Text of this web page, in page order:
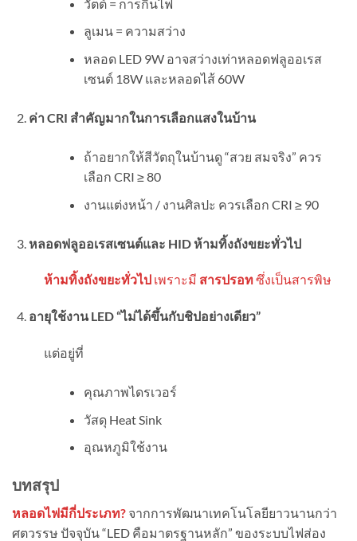
วัตต์ = การกินไฟ
ลูเมน = ความสว่าง
หลอด LED 9W อาจสว่างเท่าหลอดฟลูออเรส
เซนต์ 18W และหลอดไส้ 60W
ค่า CRI สำคัญมากในการเลือกแสงในบ้าน
ถ้าอยากให้สีวัตถุในบ้านดู “สวย สมจริง” ควร
เลือก CRI ≥ 80
งานแต่งหน้า / งานศิลปะ ควรเลือก CRI ≥ 90
หลอดฟลูออเรสเซนต์และ HID ห้ามทิ้งถังขยะทั่วไป
ห้ามทิ้งถังขยะทั่วไป เพราะมี สารปรอทซึ่งเป็นสารพิษ
อายุใช้งานLED “ไม่ได้ขึ้นกับชิปอย่างเดียว”
แต่อยู่ที่
คุณภาพไดรเวอร์
วัสดุ Heat Sink
อุณหภูมิใช้งาน
บทสรุป
หลอดไฟมีกี่ประเภท? จากการพัฒนาเทคโนโลยียาวนานกว่า
ศตวรรษ ปัจจุบัน “LED คือมาตรฐานหลัก” ของระบบไฟส่อง